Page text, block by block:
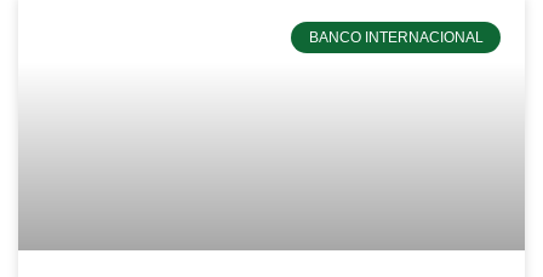
BANCO INTERNACIONAL